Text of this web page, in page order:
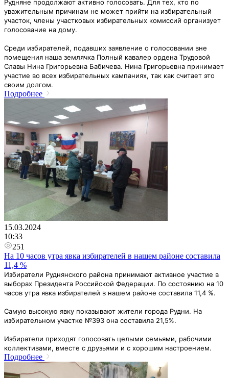
Рудняне продолжают активно голосовать. Для тех, кто по
уважительным причинам не может прийти на избирательный
участок, члены участковых избирательных комиссий организует
голосование на дому.
Среди избирателей, подавших заявление о голосовании вне
помещения наша землячка Полный кавалер ордена Трудовой
Славы Нина Григорьевна Бабичева. Нина Григорьевна принимает
участие во всех избирательных кампаниях, так как считает это
своим долгом.
Подробнее
15.03.2024
10:33
251
На 10 часов утра явка избирателей в нашем районе составила
11,4 %
Избиратели Руднянского района принимают активное участие в
выборах Президента Российской Федерации. По состоянию на 10
часов утра явка избирателей в нашем районе составила 11,4 %.
Самую высокую явку показывают жители города Рудни. На
избирательном участке №393 она составила 21,5%.
Избиратели приходят голосовать целыми семьями, рабочими
коллективами, вместе с друзьями и с хорошим настроением.
Подробнее